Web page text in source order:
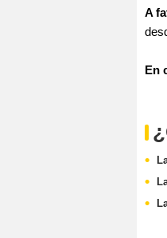
A
En